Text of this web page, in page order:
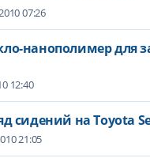
07:26
нанополимер для
12:40
сидений на Toyota
21:05